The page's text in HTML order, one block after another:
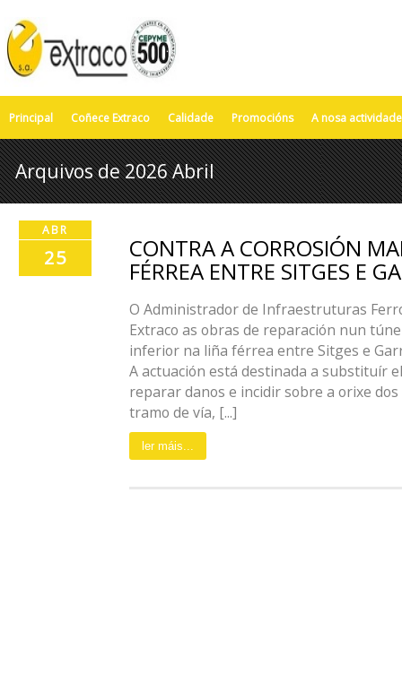
Principal Coñece Extraco Calidade Promocións A nosa actividade
Arquivos de 2026 Abril
ABR
25 CONTRA A CORROSIÓN
FÉRREA ENTRE SITGES E
O Administrador de Infraestruturas
Extraco as obras de reparación nun
inferior na liña férrea entre Sitges e
A actuación está destinada a substituír
reparar danos e incidir sobre a orixe
tramo de vía, [...]
ler máis...